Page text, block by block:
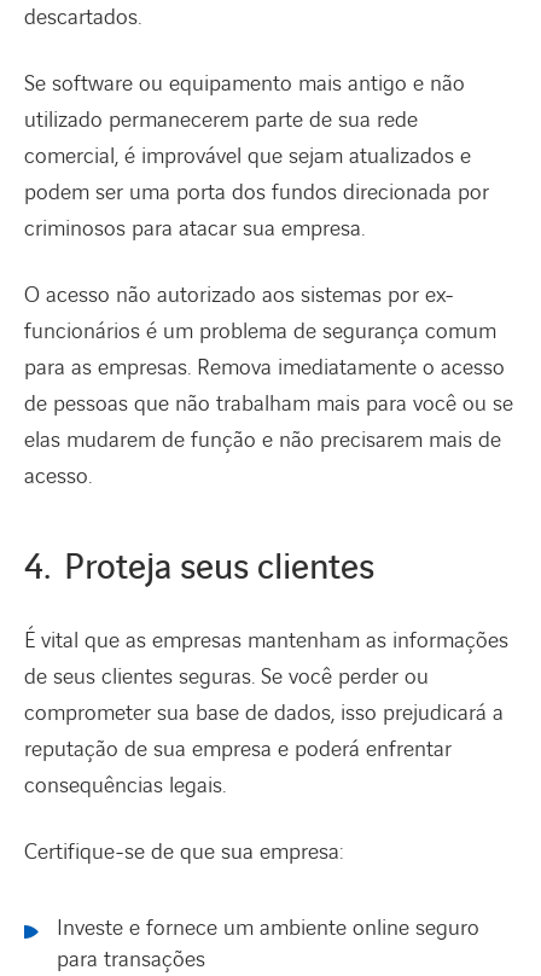
descartados.
Se software ou equipamento mais antigo e não
utilizado permanecerem parte de sua rede
comercial, é improvável que sejam atualizados e
podem ser uma porta dos fundos direcionada por
criminosos para atacar sua empresa.
O acesso não autorizado aos sistemas por ex-
funcionários é um problema de segurança comum
para as empresas. Remova imediatamente o acesso
de pessoas que não trabalham mais para você ou se
elas mudarem de função e não precisarem mais de
acesso.
4. Proteja seus clientes
É vital que as empresas mantenham as informações
de seus clientes seguras. Se você perder ou
comprometer sua base de dados, isso prejudicará a
reputação de sua empresa e poderá enfrentar
consequências legais.
Certifique-se de que sua empresa:
Investe e fornece um ambiente online seguro
para transações